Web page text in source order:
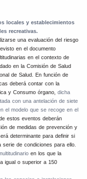
locales y establecimientos
recreativas.
una evaluación del riesgo
en el documento
en el contexto de
en la Comisión de Salud
de Salud. En función de
deberá contar con la
y Consumo órgano, dicha
con una antelación de siete
el modelo que se recoge en el
estos eventos deberán
de medidas de prevención y
determinante para definir si
de condiciones para ello.
en los que la
igual o superior a 150